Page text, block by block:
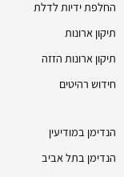
החלפת ידיות לדלת
תיקון ארונות
תיקון ארונות הזזה
חידוש רהיטים
הנדימן במודיעין
הנדימן בתל אביב